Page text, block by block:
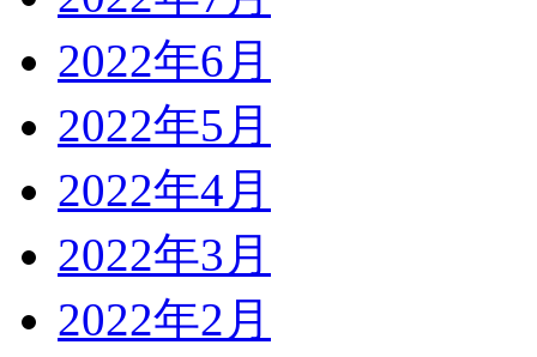
2022年6月
2022年5月
2022年4月
2022年3月
2022年2月